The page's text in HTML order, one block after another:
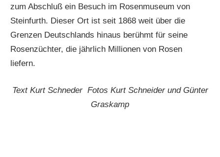
zum Abschluß ein Besuch im Rosenmuseum von
Steinfurth. Dieser Ort ist seit 1868 weit über die
Grenzen Deutschlands hinaus berühmt für seine
Rosenzüchter, die jährlich Millionen von Rosen
liefern.
Text Kurt Schneder Fotos Kurt Schneider und Günter
Graskamp